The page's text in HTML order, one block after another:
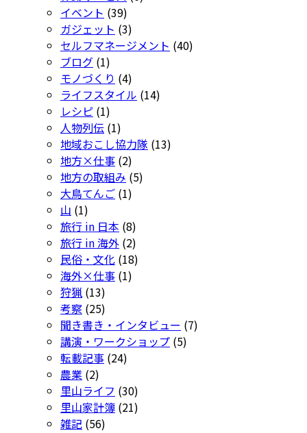
イベント (39)
ガジェット (3)
セルフマネージメント (40)
ブログ (1)
モノづくり (4)
ライフスタイル (14)
レシピ (1)
人物列伝 (1)
地域おこし協力隊 (13)
地方×仕事 (2)
地方の取組み (5)
大鳥てんご (1)
山 (1)
旅行 in 日本 (8)
旅行 in 海外 (2)
民俗・文化 (18)
海外×仕事 (1)
狩猟 (13)
考察 (25)
聞き書き・インタビュー (7)
講演・ワークショップ (5)
転載記事 (24)
農業 (2)
里山ライフ (30)
里山家計簿 (21)
雑記 (56)